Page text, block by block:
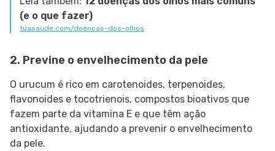
(e o que fazer)
tuasaude.com/doencas-dos-olhos
2. Previne o envelhecimento da pele
O urucum é rico em carotenoides, terpenoides,
flavonoides e tocotrienois, compostos bioativos que
fazem parte da vitamina E e que têm ação
antioxidante, ajudando a prevenir o envelhecimento
da pele.